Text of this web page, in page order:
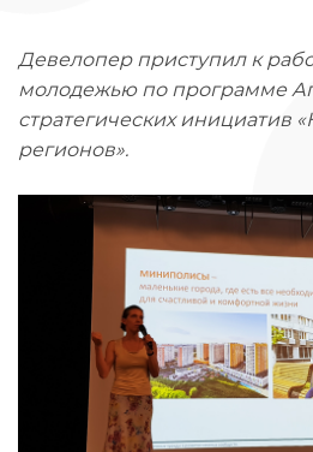
Девелопер приступил к
молодежью по программе
стратегических инициатив
регионов».